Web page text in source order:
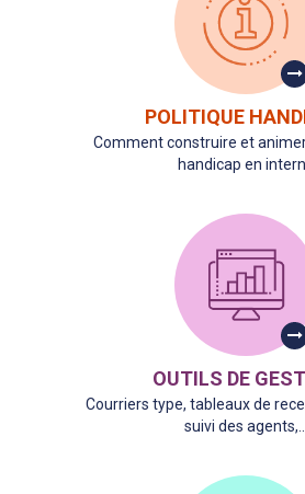
POLITIQUE
Comment construire et
handicap en
OUTILS DE
Courriers type, tableaux de
suivi des